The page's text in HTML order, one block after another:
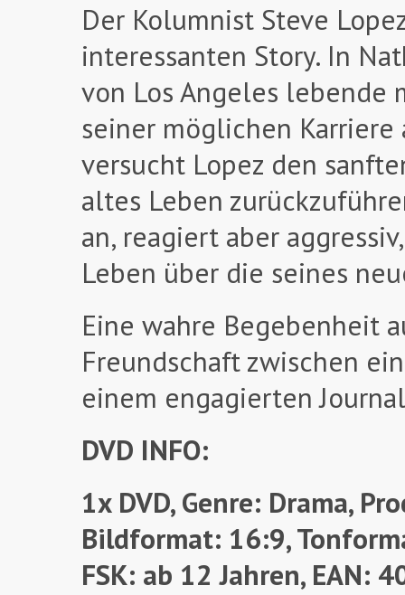
Der Kolumnist Steve
interessanten Story. In
von Los Angeles lebende
seiner möglichen
versucht Lopez den
altes Leben
an, reagiert aber
Leben über die seines
Eine wahre Begebenheit
Freundschaft zwischen
einem engagierten
DVD INFO:
1x DVD, Genre: Drama,
Bildformat: 16:9,
FSK: ab 12 Jahren, EAN: